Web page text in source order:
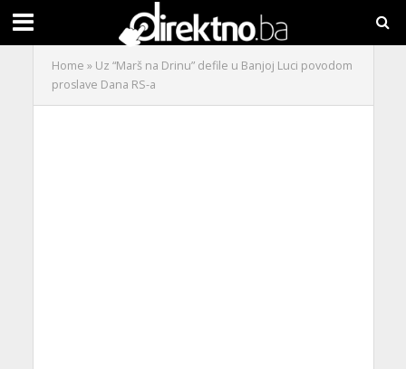
Home » Uz “Marš na Drinu” defile u Banjoj Luci povodom
proslave Dana RS-a